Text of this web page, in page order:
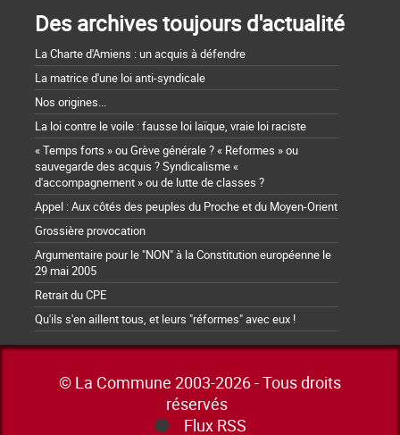
Des archives toujours d'actualité
La Charte d'Amiens : un acquis à défendre
La matrice d'une loi anti-syndicale
Nos origines...
La loi contre le voile : fausse loi laïque, vraie loi raciste
« Temps forts » ou Grève générale ? « Reformes » ou
sauvegarde des acquis ? Syndicalisme «
d'accompagnement » ou de lutte de classes ?
Appel : Aux côtés des peuples du Proche et du Moyen-Orient
Grossière provocation
Argumentaire pour le "NON" à la Constitution européenne le
29 mai 2005
Retrait du CPE
Qu'ils s'en aillent tous, et leurs "réformes" avec eux !
© La Commune 2003-2026 - Tous droits
réservés
Flux RSS